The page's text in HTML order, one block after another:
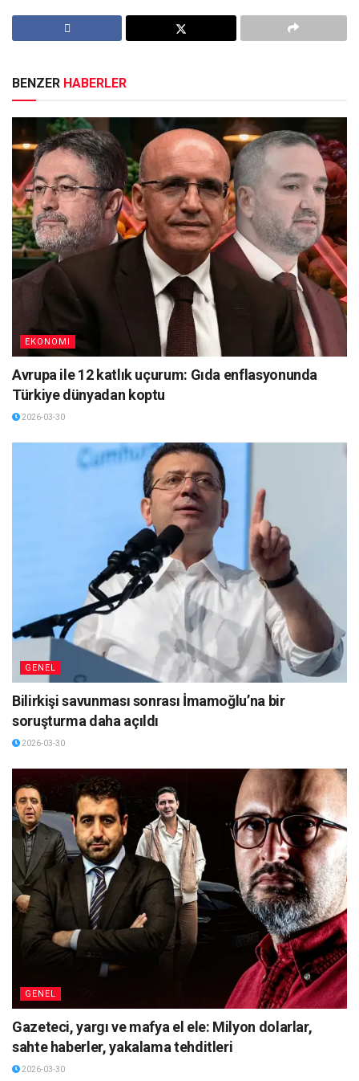
BENZER HABERLER
EKONOMI
Avrupa ile 12 katlık uçurum: Gıda enflasyonunda
Türkiye dünyadan koptu
2026-03-30
GENEL
Bilirkişi savunması sonrası İmamoğlu’na bir
soruşturma daha açıldı
2026-03-30
GENEL
Gazeteci, yargı ve mafya el ele: Milyon dolarlar,
sahte haberler, yakalama tehditleri
2026-03-30